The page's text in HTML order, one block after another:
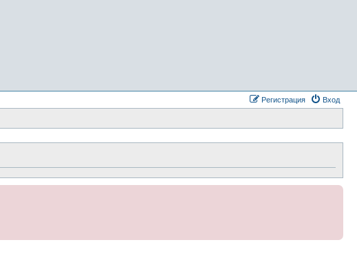
Вход
Регистрация